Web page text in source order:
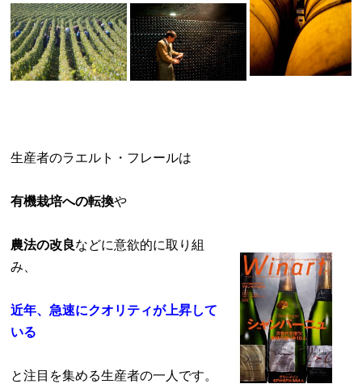
生産者のラエルト・フレールは
有機栽培への転換や
農法の改良などに意欲的に取り組
み、
近年、急速にクオリティが上昇して
いる
と注目を集める生産者の一人です。